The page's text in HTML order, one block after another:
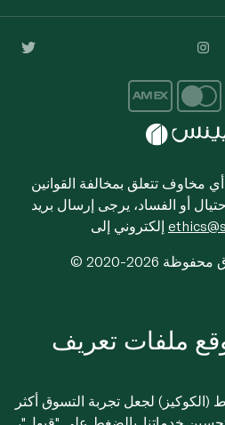
مخاوف تتعلق بمخالفة القوانين
أو الفساد، يرجى إرسال بريد
محفوظة
ملفات تعريف
(الكوكيز) لجعل تجربة التسوق أكثر